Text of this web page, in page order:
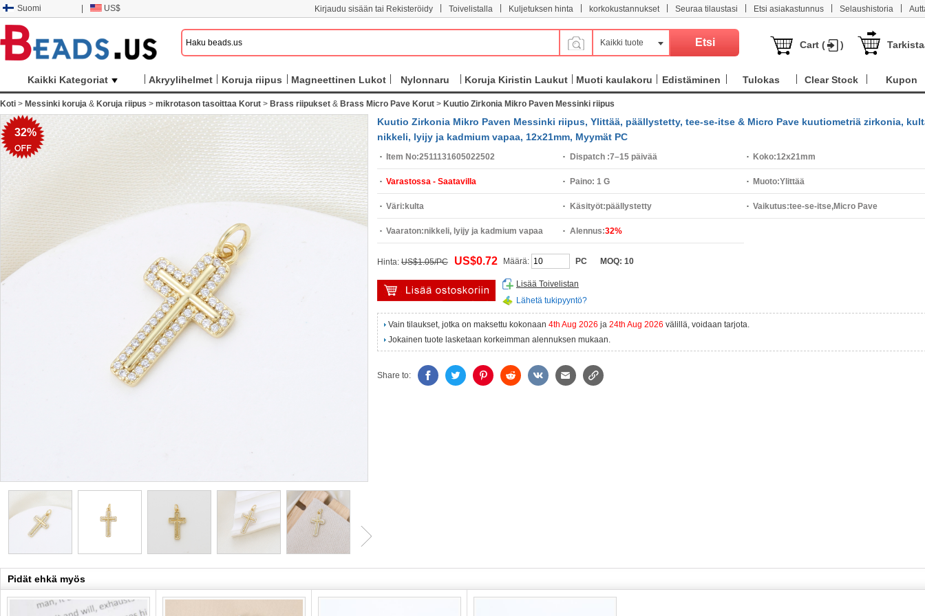
Suomi US$ Kirjaudu sisään tai Rekisteröidy Toivelistalla Kuljetuksen hinta korkokustannukset Seuraa tilaustasi Etsi asiakastunnus Selaushistoria
Kaikki tuote Cart ( )
Kaikki Kategoriat Akryylihelmet Koruja riipus Magneettinen Lukot Nylonnaru Koruja Kiristin Laukut Muoti kaulakoru Edistäminen Tulokas Clear Stock Kupon
Koti > Messinki koruja & Koruja riipus > mikrotason tasoittaa Korut > Brass riipukset & Brass Micro Pave Korut > Kuutio Zirkonia Mikro Paven Messinki riipus
32%
Kuutio Zirkonia Mikro Paven Messinki riipus, Ylittää, päällystetty, tee-se-itse & Micro Pave kuutiometriä zirkonia,
nikkeli, lyijy ja kadmium vapaa, 12x21mm, Myymät PC
Item No:2511131605022502 Dispatch :7–15 päivää Koko:12x21mm
Varastossa - Saatavilla Paino: 1 G Muoto:Ylittää
Väri: kulta Käsityöt:päällystetty Vaikutus:tee-se-itse,Micro Pave
Vaaraton:nikkeli, lyijy ja kadmium vapaa Alennus:32%
Hinta: US$1.05/PC US$0.72 Määrä: PC MOQ: 10
Lisää Toivelistan
Lähetä tukipyyntö?
Vain tilaukset, jotka on maksettu kokonaan 4th Aug 2026 ja 24th Aug 2026 välillä, voidaan tarjota.
Jokainen tuote lasketaan korkeimman alennuksen mukaan.
Share to:
Pidät ehkä myös